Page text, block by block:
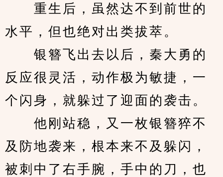
重生后，虽然达不到前世的
水平，但也绝对出类拔萃。
银簪飞出去以后，秦大勇的
反应很灵活，动作极为敏捷，一
个闪身，就躲过了迎面的袭击。
他刚站稳，又一枚银簪猝不
及防地袭来，根本来不及躲闪，
被刺中了右手腕，手中的刀，也